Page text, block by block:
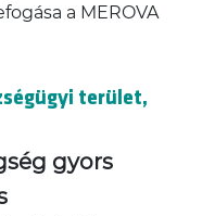
a MEROVA
terület,
gyors